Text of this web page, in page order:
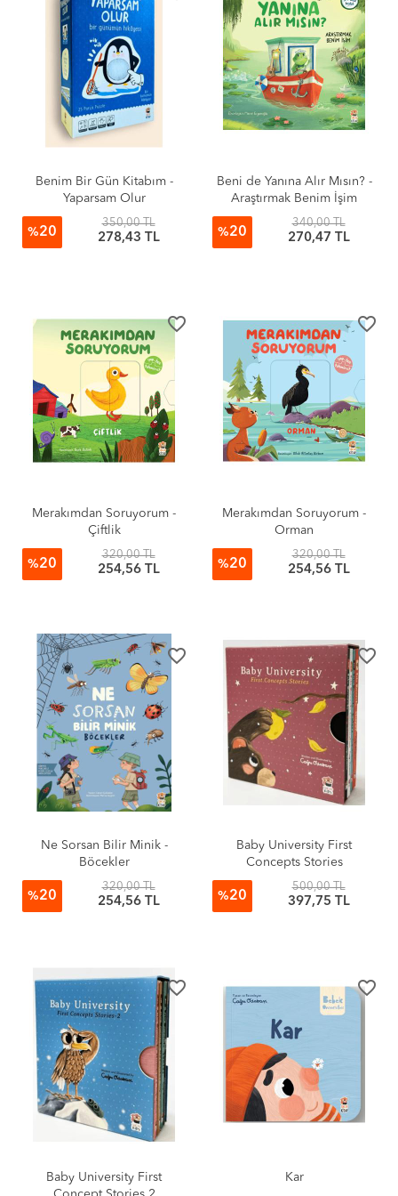
Benim Bir Gün Kitabım -
Yaparsam Olur
%20
350,00 TL
278,43 TL
Beni de Yanına Alır Mısın? -
Araştırmak Benim İşim
%20
340,00 TL
270,47 TL
favorite_border
Merakımdan Soruyorum -
Çiftlik
%20
320,00 TL
254,56 TL
favorite_border
Merakımdan Soruyorum -
Orman
%20
320,00 TL
254,56 TL
favorite_border
Ne Sorsan Bilir Minik -
Böcekler
%20
320,00 TL
254,56 TL
favorite_border
Baby University First
Concepts Stories
%20
500,00 TL
397,75 TL
favorite_border
Baby University First
favorite_border
Kar